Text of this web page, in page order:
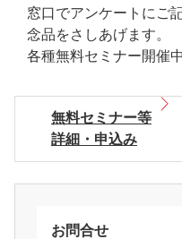
窓口でアンケートにご
念品をさしあげます。
各種無料セミナー開催中
無料セミナー等
詳細・申込み
お問合せ